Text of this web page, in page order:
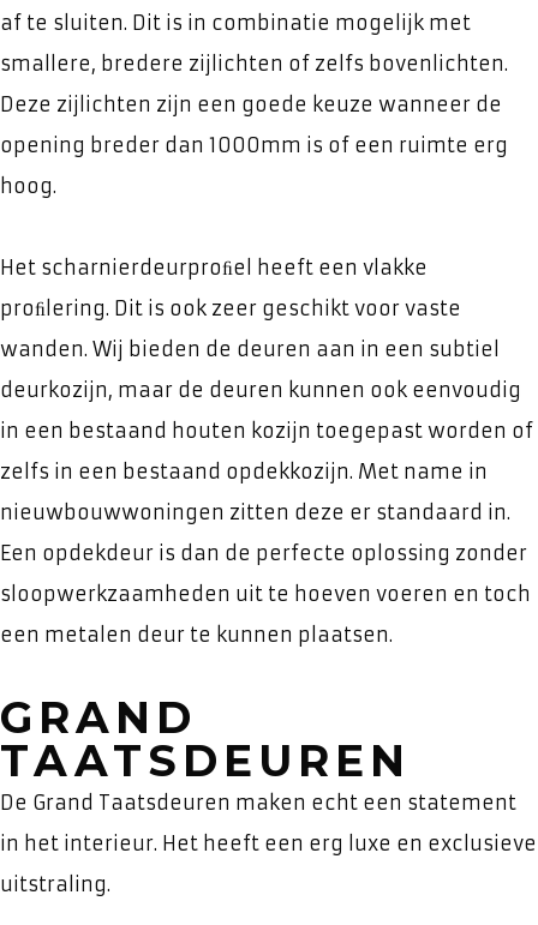
af te sluiten. Dit is in combinatie mogelijk met
smallere, bredere zijlichten of zelfs bovenlichten.
Deze zijlichten zijn een goede keuze wanneer de
opening breder dan 1000mm is of een ruimte erg
hoog.
Het scharnierdeurproﬁel heeft een vlakke
proﬁlering. Dit is ook zeer geschikt voor vaste
wanden. Wij bieden de deuren aan in een subtiel
deurkozijn, maar de deuren kunnen ook eenvoudig
in een bestaand houten kozijn toegepast worden of
zelfs in een bestaand opdekkozijn. Met name in
nieuwbouwwoningen zitten deze er standaard in.
Een opdekdeur is dan de perfecte oplossing zonder
sloopwerkzaamheden uit te hoeven voeren en toch
een metalen deur te kunnen plaatsen.
GRAND
TAATSDEUREN
De Grand Taatsdeuren maken echt een statement
in het interieur. Het heeft een erg luxe en exclusieve
uitstraling.